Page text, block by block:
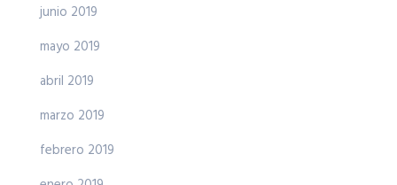
junio 2019
mayo 2019
abril 2019
marzo 2019
febrero 2019